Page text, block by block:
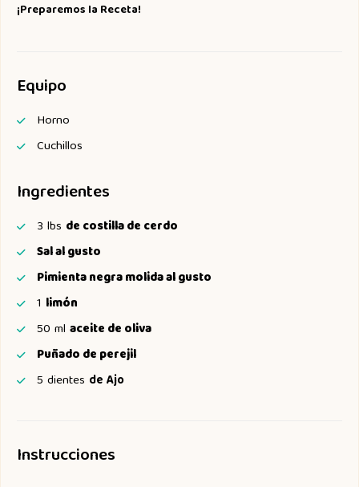
¡Preparemos la Receta!
Equipo
Horno
Cuchillos
Ingredientes
3 lbs de costilla de cerdo
Sal al gusto
Pimienta negra molida al gusto
1 limón
50 ml aceite de oliva
Puñado de perejil
5 dientes de Ajo
Instrucciones